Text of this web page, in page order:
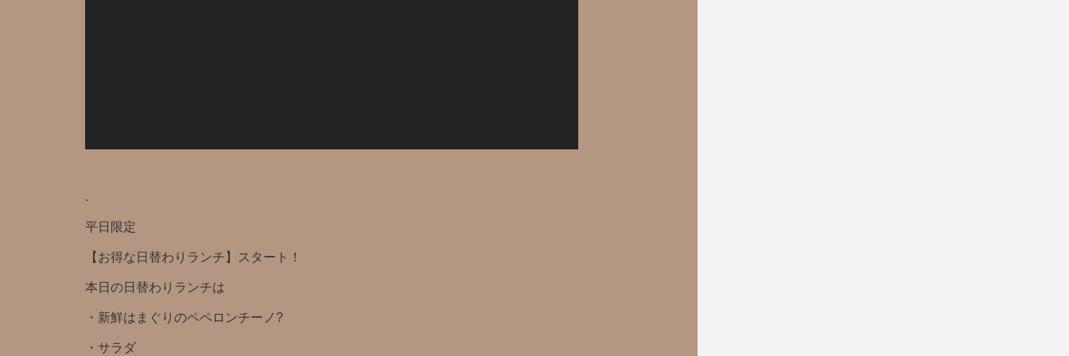
.
平日限定️
【お得な日替わりランチ】スタート！
本日の日替わりランチは
・新鮮はまぐりのペペロンチーノ?️
・サラダ